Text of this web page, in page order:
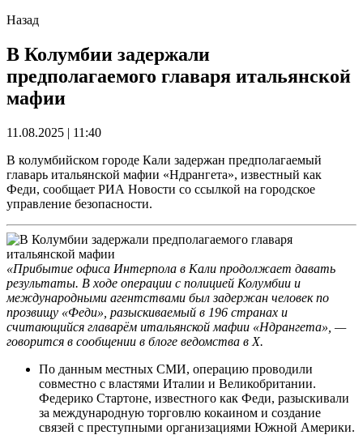
Назад
В Колумбии задержали
предполагаемого главаря итальянской
мафии
11.08.2025 | 11:40
В колумбийском городе Кали задержан предполагаемый
главарь итальянской мафии «Ндрангета», известный как
Феди, сообщает РИА Новости со ссылкой на городское
управление безопасности.
«Прибытие офиса Интерпола в Кали продолжает давать
результаты. В ходе операции с полицией Колумбии и
международными агентствами был задержан человек по
прозвищу «Феди», разыскиваемый в 196 странах и
считающийся главарём итальянской мафии «Ндрангета», —
говорится в сообщении в блоге ведомства в X.
По данным местных СМИ, операцию проводили
совместно с властями Италии и Великобритании.
Федерико Стартоне, известного как Феди, разыскивали
за международную торговлю кокаином и создание
связей с преступными организациями Южной Америки.